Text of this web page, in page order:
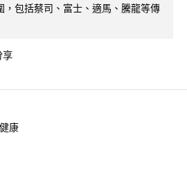
，包括蔡司、富士、適馬、騰龍等傳
享
健康